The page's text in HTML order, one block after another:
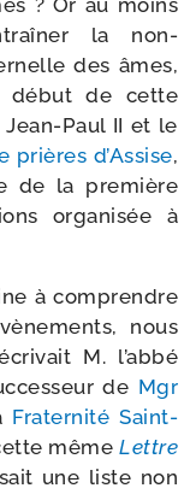
? Or au moins
la non-​
des âmes,
début de cette
​Paul II et le
prières d’Assise,
de la pre­mière
orga­ni­sée à
à com­prendre
nous
M. l’abbé
de Mgr
Fraternité Saint-​
mêmeLettre
une liste non